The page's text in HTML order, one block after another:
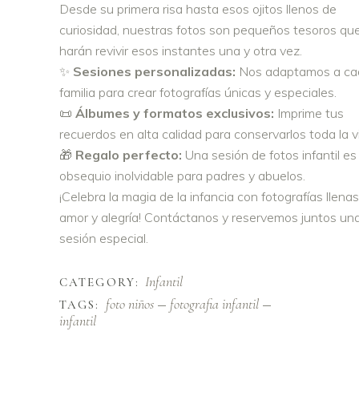
Desde su primera risa hasta esos ojitos llenos de
curiosidad, nuestras fotos son pequeños tesoros
harán revivir esos instantes una y otra vez.
✨ Sesiones personalizadas: Nos adaptamos a
familia para crear fotografías únicas y especiales.
📜 Álbumes y formatos exclusivos: Imprime tus
recuerdos en alta calidad para conservarlos toda la
🎁 Regalo perfecto: Una sesión de fotos infantil
obsequio inolvidable para padres y abuelos.
¡Celebra la magia de la infancia con fotografías
amor y alegría! Contáctanos y reservemos juntos
sesión especial.
CATEGORY: Infantil
TAGS: foto niños
fotografia infantil
infantil